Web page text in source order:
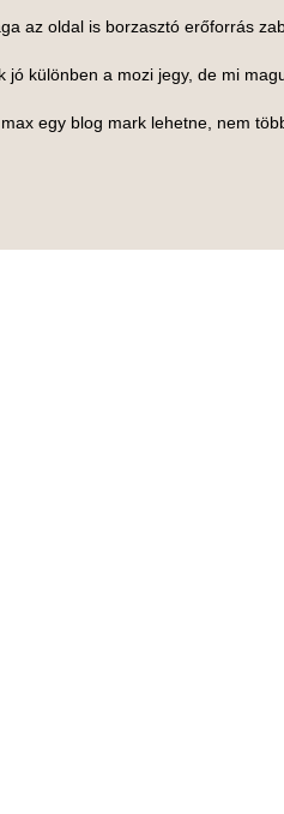
az oldal is borzasztó erőforrás
jó különben a mozi jegy, de mi
egy blog mark lehetne, nem